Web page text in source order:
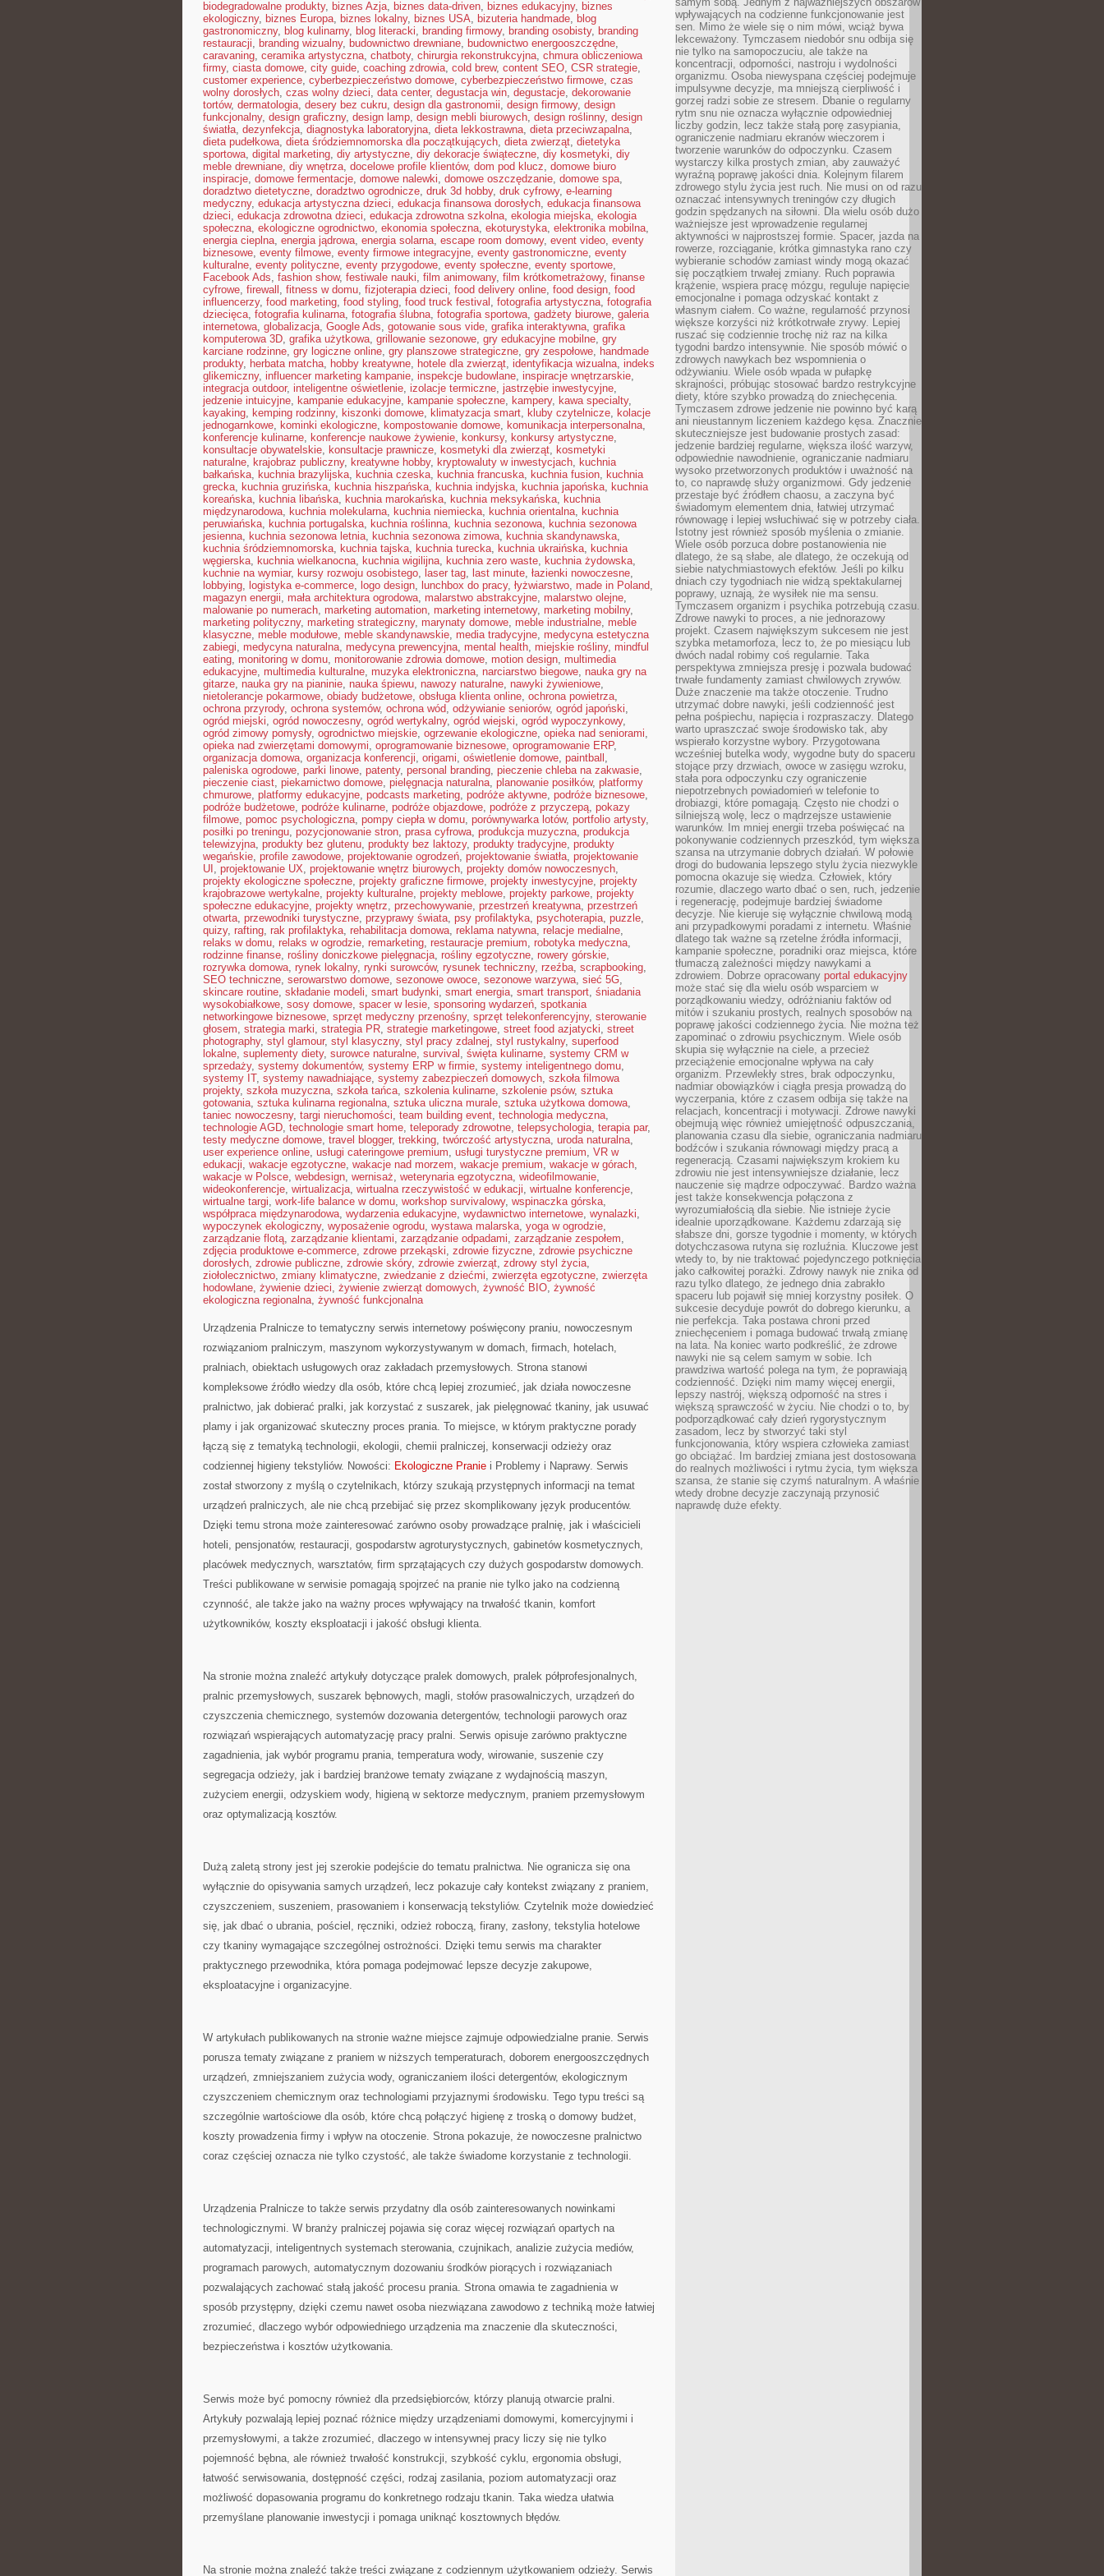
biodegradowalne produkty, biznes Azja, biznes data-driven, biznes edukacyjny, biznes
ekologiczny, biznes Europa, biznes lokalny, biznes USA, bizuteria handmade, blog
gastronomiczny, blog kulinarny, blog literacki, branding firmowy, branding osobisty, branding
restauracji, branding wizualny, budownictwo drewniane, budownictwo energooszczędne,
caravaning, ceramika artystyczna, chatboty, chirurgia rekonstrukcyjna, chmura obliczeniowa
firmy, ciasta domowe, city guide, coaching zdrowia, cold brew, content SEO, CSR strategie,
customer experience, cyberbezpieczeństwo domowe, cyberbezpieczeństwo firmowe, czas
wolny dorosłych, czas wolny dzieci, data center, degustacja win, degustacje, dekorowanie
tortów, dermatologia, desery bez cukru, design dla gastronomii, design firmowy, design
funkcjonalny, design graficzny, design lamp, design mebli biurowych, design roślinny, design
światła, dezynfekcja, diagnostyka laboratoryjna, dieta lekkostrawna, dieta przeciwzapalna,
dieta pudełkowa, dieta śródziemnomorska dla początkujących, dieta zwierząt, dietetyka
sportowa, digital marketing, diy artystyczne, diy dekoracje świąteczne, diy kosmetyki, diy
meble drewniane, diy wnętrza, docelowe profile klientów, dom pod klucz, domowe biuro
inspiracje, domowe fermentacje, domowe nalewki, domowe oszczędzanie, domowe spa,
doradztwo dietetyczne, doradztwo ogrodnicze, druk 3d hobby, druk cyfrowy, e-learning
medyczny, edukacja artystyczna dzieci, edukacja finansowa dorosłych, edukacja finansowa
dzieci, edukacja zdrowotna dzieci, edukacja zdrowotna szkolna, ekologia miejska, ekologia
społeczna, ekologiczne ogrodnictwo, ekonomia społeczna, ekoturystyka, elektronika mobilna,
energia cieplna, energia jądrowa, energia solarna, escape room domowy, event video, eventy
biznesowe, eventy filmowe, eventy firmowe integracyjne, eventy gastronomiczne, eventy
kulturalne, eventy polityczne, eventy przygodowe, eventy społeczne, eventy sportowe,
Facebook Ads, fashion show, festiwale nauki, film animowany, film krótkometrażowy, finanse
cyfrowe, firewall , fitness w domu, fizjoterapia dzieci, food delivery online, food design, food
influencerzy, food marketing, food styling, food truck festival , fotografia artystyczna, fotografia
dziecięca, fotografia kulinarna, fotografia ślubna, fotografia sportowa, gadżety biurowe, galeria
internetowa, globalizacja, Google Ads, gotowanie sous vide, grafika interaktywna, grafika
komputerowa 3D, grafika użytkowa, grillowanie sezonowe, gry edukacyjne mobilne, gry
karciane rodzinne, gry logiczne online, gry planszowe strategiczne, gry zespołowe, handmade
produkty, herbata matcha, hobby kreatywne, hotele dla zwierząt, identyfikacja wizualna, indeks
glikemiczny, influencer marketing kampanie, inspekcje budowlane, inspiracje wnętrzarskie,
integracja outdoor, inteligentne oświetlenie, izolacje termiczne, jastrzębie inwestycyjne,
jedzenie intuicyjne, kampanie edukacyjne, kampanie społeczne, kampery, kawa specialty,
kayaking, kemping rodzinny, kiszonki domowe, klimatyzacja smart, kluby czytelnicze, kolacje
jednogarnkowe, kominki ekologiczne, kompostowanie domowe, komunikacja interpersonalna,
konferencje kulinarne, konferencje naukowe żywienie, konkursy, konkursy artystyczne,
konsultacje obywatelskie, konsultacje prawnicze, kosmetyki dla zwierząt, kosmetyki
naturalne, krajobraz publiczny, kreatywne hobby, kryptowaluty w inwestycjach, kuchnia
bałkańska, kuchnia brazylijska, kuchnia czeska, kuchnia francuska, kuchnia fusion, kuchnia
grecka, kuchnia gruzińska, kuchnia hiszpańska, kuchnia indyjska, kuchnia japońska, kuchnia
koreańska, kuchnia libańska, kuchnia marokańska, kuchnia meksykańska, kuchnia
międzynarodowa, kuchnia molekularna, kuchnia niemiecka, kuchnia orientalna, kuchnia
peruwiańska, kuchnia portugalska, kuchnia roślinna, kuchnia sezonowa, kuchnia sezonowa
jesienna, kuchnia sezonowa letnia, kuchnia sezonowa zimowa, kuchnia skandynawska,
kuchnia śródziemnomorska, kuchnia tajska, kuchnia turecka, kuchnia ukraińska, kuchnia
węgierska, kuchnia wielkanocna, kuchnia wigilijna, kuchnia zero waste, kuchnia żydowska,
kuchnie na wymiar, kursy rozwoju osobistego, laser tag, last minute, łazienki nowoczesne,
lobbying, logistyka e-commerce, logo design, lunchbox do pracy, łyżwiarstwo, made in Poland,
magazyn energii, mała architektura ogrodowa, malarstwo abstrakcyjne, malarstwo olejne,
malowanie po numerach, marketing automation, marketing internetowy, marketing mobilny,
marketing polityczny, marketing strategiczny, marynaty domowe, meble industrialne, meble
klasyczne, meble modułowe, meble skandynawskie, media tradycyjne, medycyna estetyczna
zabiegi, medycyna naturalna, medycyna prewencyjna, mental health, miejskie rośliny, mindful
eating, monitoring w domu, monitorowanie zdrowia domowe, motion design, multimedia
edukacyjne, multimedia kulturalne, muzyka elektroniczna, narciarstwo biegowe, nauka gry na
gitarze, nauka gry na pianinie, nauka śpiewu, nawozy naturalne, nawyki żywieniowe,
nietolerancje pokarmowe, obiady budżetowe, obsługa klienta online, ochrona powietrza,
ochrona przyrody, ochrona systemów, ochrona wód, odżywianie seniorów, ogród japoński,
ogród miejski, ogród nowoczesny, ogród wertykalny, ogród wiejski, ogród wypoczynkowy,
ogród zimowy pomysły, ogrodnictwo miejskie, ogrzewanie ekologiczne, opieka nad seniorami,
opieka nad zwierzętami domowymi, oprogramowanie biznesowe, oprogramowanie ERP,
organizacja domowa, organizacja konferencji, origami, oświetlenie domowe, paintball ,
paleniska ogrodowe, parki linowe, patenty, personal branding, pieczenie chleba na zakwasie,
pieczenie ciast, piekarnictwo domowe, pielęgnacja naturalna, planowanie posiłków, platformy
chmurowe, platformy edukacyjne, podcasts marketing, podróże aktywne, podróże biznesowe,
podróże budżetowe, podróże kulinarne, podróże objazdowe, podróże z przyczepą, pokazy
filmowe, pomoc psychologiczna, pompy ciepła w domu, porównywarka lotów, portfolio artysty,
posiłki po treningu, pozycjonowanie stron, prasa cyfrowa, produkcja muzyczna, produkcja
telewizyjna, produkty bez glutenu, produkty bez laktozy, produkty tradycyjne, produkty
wegańskie, profile zawodowe, projektowanie ogrodzeń, projektowanie światła, projektowanie
UI , projektowanie UX, projektowanie wnętrz biurowych, projekty domów nowoczesnych,
projekty ekologiczne społeczne, projekty graficzne firmowe, projekty inwestycyjne, projekty
krajobrazowe wertykalne, projekty kulturalne, projekty meblowe, projekty parkowe, projekty
społeczne edukacyjne, projekty wnętrz, przechowywanie, przestrzeń kreatywna, przestrzeń
otwarta, przewodniki turystyczne, przyprawy świata, psy profilaktyka, psychoterapia, puzzle,
quizy, rafting, rak profilaktyka, rehabilitacja domowa, reklama natywna, relacje medialne,
relaks w domu, relaks w ogrodzie, remarketing, restauracje premium, robotyka medyczna,
rodzinne finanse, rośliny doniczkowe pielęgnacja, rośliny egzotyczne, rowery górskie,
rozrywka domowa, rynek lokalny, rynki surowców, rysunek techniczny, rzeźba, scrapbooking,
SEO techniczne, serowarstwo domowe, sezonowe owoce, sezonowe warzywa, sieć 5G,
skincare routine, składanie modeli, smart budynki, smart energia, smart transport, śniadania
wysokobiałkowe, sosy domowe, spacer w lesie, sponsoring wydarzeń, spotkania
networkingowe biznesowe, sprzęt medyczny przenośny, sprzęt telekonferencyjny, sterowanie
głosem, strategia marki, strategia PR, strategie marketingowe, street food azjatycki, street
photography, styl glamour, styl klasyczny, styl pracy zdalnej, styl rustykalny, superfood
lokalne, suplementy diety, surowce naturalne, survival , święta kulinarne, systemy CRM w
sprzedaży, systemy dokumentów, systemy ERP w firmie, systemy inteligentnego domu,
systemy IT, systemy nawadniające, systemy zabezpieczeń domowych, szkoła filmowa
projekty, szkoła muzyczna, szkoła tańca, szkolenia kulinarne, szkolenie psów, sztuka
gotowania, sztuka kulinarna regionalna, sztuka uliczna murale, sztuka użytkowa domowa,
taniec nowoczesny, targi nieruchomości, team building event, technologia medyczna,
technologie AGD, technologie smart home, teleporady zdrowotne, telepsychologia, terapia par,
testy medyczne domowe, travel blogger, trekking, twórczość artystyczna, uroda naturalna,
user experience online, usługi cateringowe premium, usługi turystyczne premium, VR w
edukacji, wakacje egzotyczne, wakacje nad morzem, wakacje premium, wakacje w górach,
wakacje w Polsce, webdesign, wernisaż, weterynaria egzotyczna, wideofilmowanie,
wideokonferencje, wirtualizacja, wirtualna rzeczywistość w edukacji, wirtualne konferencje,
wirtualne targi, work-life balance w domu, workshop survivalowy, wspinaczka górska,
współpraca międzynarodowa, wydarzenia edukacyjne, wydawnictwo internetowe, wynalazki,
wypoczynek ekologiczny, wyposażenie ogrodu, wystawa malarska, yoga w ogrodzie,
zarządzanie flotą, zarządzanie klientami, zarządzanie odpadami, zarządzanie zespołem,
zdjęcia produktowe e-commerce, zdrowe przekąski, zdrowie fizyczne, zdrowie psychiczne
dorosłych, zdrowie publiczne, zdrowie skóry, zdrowie zwierząt, zdrowy styl życia,
ziołolecznictwo, zmiany klimatyczne, zwiedzanie z dziećmi, zwierzęta egzotyczne, zwierzęta
hodowlane, żywienie dzieci, żywienie zwierząt domowych, żywność BIO, żywność
ekologiczna regionalna, żywność funkcjonalna
Urządzenia Pralnicze to tematyczny serwis internetowy poświęcony praniu, nowoczesnym
rozwiązaniom pralniczym, maszynom wykorzystywanym w domach, firmach, hotelach,
pralniach, obiektach usługowych oraz zakładach przemysłowych. Strona stanowi
kompleksowe źródło wiedzy dla osób, które chcą lepiej zrozumieć, jak działa nowoczesne
pralnictwo, jak dobierać pralki, jak korzystać z suszarek, jak pielęgnować tkaniny, jak usuwać
plamy i jak organizować skuteczny proces prania. To miejsce, w którym praktyczne porady
łączą się z tematyką technologii, ekologii, chemii pralniczej, konserwacji odzieży oraz
codziennej higieny tekstyliów. Nowości: Ekologiczne Pranie i Problemy i Naprawy. Serwis
został stworzony z myślą o czytelnikach, którzy szukają przystępnych informacji na temat
urządzeń pralniczych, ale nie chcą przebijać się przez skomplikowany język producentów.
Dzięki temu strona może zainteresować zarówno osoby prowadzące pralnię, jak i właścicieli
hoteli, pensjonatów, restauracji, gospodarstw agroturystycznych, gabinetów kosmetycznych,
placówek medycznych, warsztatów, firm sprzątających czy dużych gospodarstw domowych.
Treści publikowane w serwisie pomagają spojrzeć na pranie nie tylko jako na codzienną
czynność, ale także jako na ważny proces wpływający na trwałość tkanin, komfort
użytkowników, koszty eksploatacji i jakość obsługi klienta.
Na stronie można znaleźć artykuły dotyczące pralek domowych, pralek półprofesjonalnych,
pralnic przemysłowych, suszarek bębnowych, magli, stołów prasowalniczych, urządzeń do
czyszczenia chemicznego, systemów dozowania detergentów, technologii parowych oraz
rozwiązań wspierających automatyzację pracy pralni. Serwis opisuje zarówno praktyczne
zagadnienia, jak wybór programu prania, temperatura wody, wirowanie, suszenie czy
segregacja odzieży, jak i bardziej branżowe tematy związane z wydajnością maszyn,
zużyciem energii, odzyskiem wody, higieną w sektorze medycznym, praniem przemysłowym
oraz optymalizacją kosztów.
Dużą zaletą strony jest jej szerokie podejście do tematu pralnictwa. Nie ogranicza się ona
wyłącznie do opisywania samych urządzeń, lecz pokazuje cały kontekst związany z praniem,
czyszczeniem, suszeniem, prasowaniem i konserwacją tekstyliów. Czytelnik może dowiedzieć
się, jak dbać o ubrania, pościel, ręczniki, odzież roboczą, firany, zasłony, tekstylia hotelowe
czy tkaniny wymagające szczególnej ostrożności. Dzięki temu serwis ma charakter
praktycznego przewodnika, która pomaga podejmować lepsze decyzje zakupowe,
eksploatacyjne i organizacyjne.
W artykułach publikowanych na stronie ważne miejsce zajmuje odpowiedzialne pranie. Serwis
porusza tematy związane z praniem w niższych temperaturach, doborem energooszczędnych
urządzeń, zmniejszaniem zużycia wody, ograniczaniem ilości detergentów, ekologicznym
czyszczeniem chemicznym oraz technologiami przyjaznymi środowisku. Tego typu treści są
szczególnie wartościowe dla osób, które chcą połączyć higienę z troską o domowy budżet,
koszty prowadzenia firmy i wpływ na otoczenie. Strona pokazuje, że nowoczesne pralnictwo
coraz częściej oznacza nie tylko czystość, ale także świadome korzystanie z technologii.
Urządzenia Pralnicze to także serwis przydatny dla osób zainteresowanych nowinkami
technologicznymi. W branży pralniczej pojawia się coraz więcej rozwiązań opartych na
automatyzacji, inteligentnych systemach sterowania, czujnikach, analizie zużycia mediów,
programach parowych, automatycznym dozowaniu środków piorących i rozwiązaniach
pozwalających zachować stałą jakość procesu prania. Strona omawia te zagadnienia w
sposób przystępny, dzięki czemu nawet osoba niezwiązana zawodowo z techniką może łatwiej
zrozumieć, dlaczego wybór odpowiedniego urządzenia ma znaczenie dla skuteczności,
bezpieczeństwa i kosztów użytkowania.
Serwis może być pomocny również dla przedsiębiorców, którzy planują otwarcie pralni.
Artykuły pozwalają lepiej poznać różnice między urządzeniami domowymi, komercyjnymi i
przemysłowymi, a także zrozumieć, dlaczego w intensywnej pracy liczy się nie tylko
pojemność bębna, ale również trwałość konstrukcji, szybkość cyklu, ergonomia obsługi,
łatwość serwisowania, dostępność części, rodzaj zasilania, poziom automatyzacji oraz
możliwość dopasowania programu do konkretnego rodzaju tkanin. Taka wiedza ułatwia
przemyślane planowanie inwestycji i pomaga uniknąć kosztownych błędów.
Na stronie można znaleźć także treści związane z codziennym użytkowaniem odzieży. Serwis
wpływających na codzienne funkcjonowanie jest
sen. Mimo że wiele się o nim mówi, wciąż bywa
lekceważony. Tymczasem niedobór snu odbija się
nie tylko na samopoczuciu, ale także na
koncentracji, odporności, nastroju i wydolności
organizmu. Osoba niewyspana częściej podejmuje
impulsywne decyzje, ma mniejszą cierpliwość i
gorzej radzi sobie ze stresem. Dbanie o regularny
rytm snu nie oznacza wyłącznie odpowiedniej
liczby godzin, lecz także stałą porę zasypiania,
ograniczenie nadmiaru ekranów wieczorem i
tworzenie warunków do odpoczynku. Czasem
wystarczy kilka prostych zmian, aby zauważyć
wyraźną poprawę jakości dnia. Kolejnym filarem
zdrowego stylu życia jest ruch. Nie musi on od razu
oznaczać intensywnych treningów czy długich
godzin spędzanych na siłowni. Dla wielu osób dużo
ważniejsze jest wprowadzenie regularnej
aktywności w najprostszej formie. Spacer, jazda na
rowerze, rozciąganie, krótka gimnastyka rano czy
wybieranie schodów zamiast windy mogą okazać
się początkiem trwałej zmiany. Ruch poprawia
krążenie, wspiera pracę mózgu, reguluje napięcie
emocjonalne i pomaga odzyskać kontakt z
własnym ciałem. Co ważne, regularność przynosi
większe korzyści niż krótkotrwałe zrywy. Lepiej
ruszać się codziennie trochę niż raz na kilka
tygodni bardzo intensywnie. Nie sposób mówić o
zdrowych nawykach bez wspomnienia o
odżywianiu. Wiele osób wpada w pułapkę
skrajności, próbując stosować bardzo restrykcyjne
diety, które szybko prowadzą do zniechęcenia.
Tymczasem zdrowe jedzenie nie powinno być karą
ani nieustannym liczeniem każdego kęsa. Znacznie
skuteczniejsze jest budowanie prostych zasad:
jedzenie bardziej regularne, większa ilość warzyw,
odpowiednie nawodnienie, ograniczanie nadmiaru
wysoko przetworzonych produktów i uważność na
to, co naprawdę służy organizmowi. Gdy jedzenie
przestaje być źródłem chaosu, a zaczyna być
świadomym elementem dnia, łatwiej utrzymać
równowagę i lepiej wsłuchiwać się w potrzeby ciała.
Istotny jest również sposób myślenia o zmianie.
Wiele osób porzuca dobre postanowienia nie
dlatego, że są słabe, ale dlatego, że oczekują od
siebie natychmiastowych efektów. Jeśli po kilku
dniach czy tygodniach nie widzą spektakularnej
poprawy, uznają, że wysiłek nie ma sensu.
Tymczasem organizm i psychika potrzebują czasu.
Zdrowe nawyki to proces, a nie jednorazowy
projekt. Czasem największym sukcesem nie jest
szybka metamorfoza, lecz to, że po miesiącu lub
dwóch nadal robimy coś regularnie. Taka
perspektywa zmniejsza presję i pozwala budować
trwałe fundamenty zamiast chwilowych zrywów.
Duże znaczenie ma także otoczenie. Trudno
utrzymać dobre nawyki, jeśli codzienność jest
pełna pośpiechu, napięcia i rozpraszaczy. Dlatego
warto upraszczać swoje środowisko tak, aby
wspierało korzystne wybory. Przygotowana
wcześniej butelka wody, wygodne buty do spaceru
stojące przy drzwiach, owoce w zasięgu wzroku,
stała pora odpoczynku czy ograniczenie
niepotrzebnych powiadomień w telefonie to
drobiazgi, które pomagają. Często nie chodzi o
silniejszą wolę, lecz o mądrzejsze ustawienie
warunków. Im mniej energii trzeba poświęcać na
pokonywanie codziennych przeszkód, tym większa
szansa na utrzymanie dobrych działań. W połowie
drogi do budowania lepszego stylu życia niezwykle
pomocna okazuje się wiedza. Człowiek, który
rozumie, dlaczego warto dbać o sen, ruch, jedzenie
i regenerację, podejmuje bardziej świadome
decyzje. Nie kieruje się wyłącznie chwilową modą
ani przypadkowymi poradami z internetu. Właśnie
dlatego tak ważne są rzetelne źródła informacji,
kampanie społeczne, poradniki oraz miejsca, które
tłumaczą zależności między nawykami a
zdrowiem. Dobrze opracowany portal edukacyjny
może stać się dla wielu osób wsparciem w
porządkowaniu wiedzy, odróżnianiu faktów od
mitów i szukaniu prostych, realnych sposobów na
poprawę jakości codziennego życia. Nie można też
zapominać o zdrowiu psychicznym. Wiele osób
skupia się wyłącznie na ciele, a przecież
przeciążenie emocjonalne wpływa na cały
organizm. Przewlekły stres, brak odpoczynku,
nadmiar obowiązków i ciągła presja prowadzą do
wyczerpania, które z czasem odbija się także na
relacjach, koncentracji i motywacji. Zdrowe nawyki
obejmują więc również umiejętność odpuszczania,
planowania czasu dla siebie, ograniczania nadmiaru
bodźców i szukania równowagi między pracą a
regeneracją. Czasami największym krokiem ku
zdrowiu nie jest intensywniejsze działanie, lecz
nauczenie się mądrze odpoczywać. Bardzo ważna
jest także konsekwencja połączona z
wyrozumiałością dla siebie. Nie istnieje życie
idealnie uporządkowane. Każdemu zdarzają się
słabsze dni, gorsze tygodnie i momenty, w których
dotychczasowa rutyna się rozluźnia. Kluczowe jest
wtedy to, by nie traktować pojedynczego potknięcia
jako całkowitej porażki. Zdrowy nawyk nie znika od
razu tylko dlatego, że jednego dnia zabrakło
spaceru lub pojawił się mniej korzystny posiłek. O
sukcesie decyduje powrót do dobrego kierunku, a
nie perfekcja. Taka postawa chroni przed
zniechęceniem i pomaga budować trwałą zmianę
na lata. Na koniec warto podkreślić, że zdrowe
nawyki nie są celem samym w sobie. Ich
prawdziwa wartość polega na tym, że poprawiają
codzienność. Dzięki nim mamy więcej energii,
lepszy nastrój, większą odporność na stres i
większą sprawczość w życiu. Nie chodzi o to, by
podporządkować cały dzień rygorystycznym
zasadom, lecz by stworzyć taki styl
funkcjonowania, który wspiera człowieka zamiast
go obciążać. Im bardziej zmiana jest dostosowana
do realnych możliwości i rytmu życia, tym większa
szansa, że stanie się czymś naturalnym. A właśnie
wtedy drobne decyzje zaczynają przynosić
naprawdę duże efekty.